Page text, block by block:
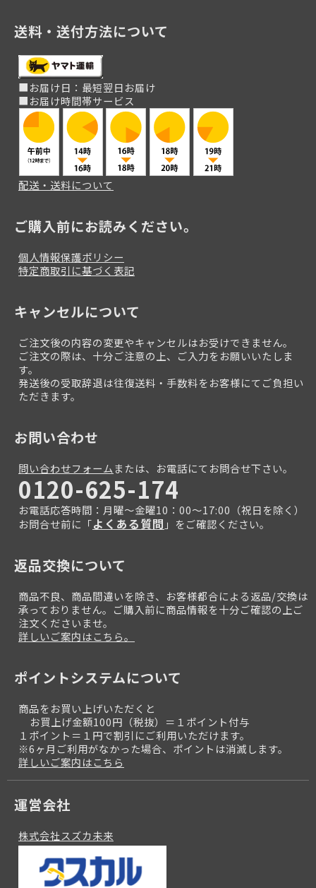
送料・送付方法について
■お届け日：最短翌日お届け
■お届け時間帯サービス
配送・送料について
ご購入前にお読みください。
個人情報保護ポリシー
特定商取引に基づく表記
キャンセルについて
ご注文後の内容の変更やキャンセルはお受けできません。
ご注文の際は、十分ご注意の上、ご入力をお願いいたしま
す。
発送後の受取辞退は往復送料・手数料をお客様にてご負担い
ただきます。
お問い合わせ
問い合わせフォームまたは、お電話にてお問合せ下さい。
0120-625-174
お電話応答時間：月曜～金曜10：00～17:00（祝日を除く）
お問合せ前に「よくある質問 」をご確認ください。
返品交換について
商品不良、商品間違いを除き、お客様都合による返品/交換は
承っておりません。ご購入前に商品情報を十分ご確認の上ご
注文くださいませ。
詳しいご案内はこちら。
ポイントシステムについて
商品をお買い上げいただくと
お買上げ金額100円（税抜）＝１ポイント付与
１ポイント＝１円で割引にご利用いただけます。
※6ヶ月ご利用がなかった場合、ポイントは消滅します。
詳しいご案内はこちら
運営会社
株式会社スズカ未来